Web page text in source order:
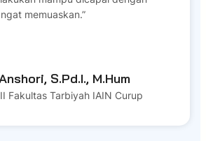
memuaskan.”
S.Pd.I., M.Hum
Fakultas Tarbiyah IAIN Curup